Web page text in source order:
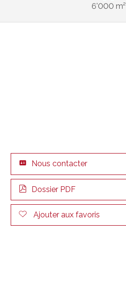
6'000 m²
Nous contacter
Dossier PDF
Ajouter aux favoris